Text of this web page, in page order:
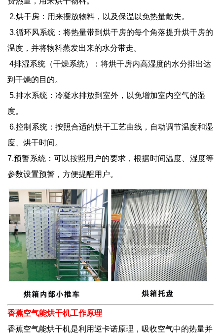
2.烘干房：用来摆放物料，以及保温以免热量散失。
3.循环风系统：将热量带到烘干房的每个角落提升烘干房的
温度，并将物料蒸发出来的水分带走。
4排湿系统（干燥系统）：将烘干房内高湿度的水分排出达
到干燥的目的。
5.排水系统：冷凝水排放到室外，以免增加室内空气的湿
度。
6.控制系统：按照合适的烘干工艺曲线，自动调节温度和湿
度、烘干时间。
7.预警系统：可以按照用户的要求，根据时间温度、湿度等
参数设置预警，方便提醒用户。
香蕉空气能烘干机工作原理
香蕉空气能烘干机是利用逆卡诺原理，吸收空气中的热量并